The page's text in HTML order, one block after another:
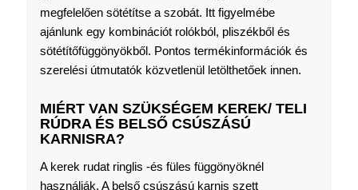
megfelelően sötétítse a szobát. Itt figyelmébe
ajánlunk egy kombinációt rolókból, pliszékből és
sötétítőfüggönyökből. Pontos termékinformációk és
szerelési útmutatók közvetlenül letölthetőek innen.
MIÉRT VAN SZÜKSÉGEM KEREK/ TELI
RÚDRA ÉS BELSŐ CSÚSZÁSÚ
KARNISRA?
A kerek rudat ringlis -és füles függönyöknél
használják. A belső csúszású karnis szett